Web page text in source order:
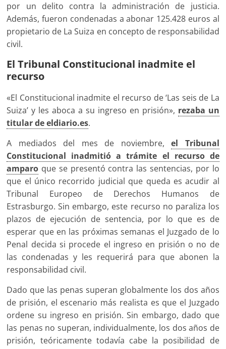
por un delito contra la administración de justicia.
Además, fueron condenadas a abonar 125.428 euros al
propietario de La Suiza en concepto de responsabilidad
civil.
El Tribunal Constitucional inadmite el
recurso
«El Constitucional inadmite el recurso de ‘Las seis de La
Suiza’ y les aboca a su ingreso en prisión», rezaba un
titular de eldiario.es.
A mediados del mes de noviembre,el Tribunal
Constitucional inadmitió a trámite el recurso de
amparo que se presentó contra las sentencias, por lo
que el único recorrido judicial que queda es acudir al
Tribunal Europeo de Derechos Humanos de
Estrasburgo. Sin embargo, este recurso no paraliza los
plazos de ejecución de sentencia, por lo que es de
esperar que en las próximas semanas el Juzgado de lo
Penal decida si procede el ingreso en prisión o no de
las condenadas y les requerirá para que abonen la
responsabilidad civil.
Dado que las penas superan globalmente los dos años
de prisión, el escenario más realista es que el Juzgado
ordene su ingreso en prisión. Sin embargo, dado que
las penas no superan, individualmente, los dos años de
prisión, teóricamente todavía cabe la posibilidad de